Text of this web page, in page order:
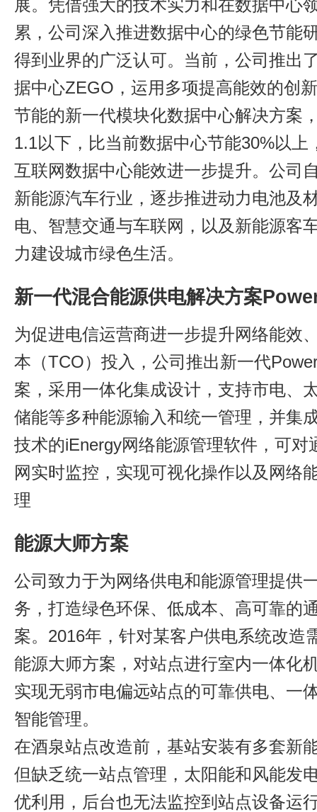
展。凭借强大的技术实力和在数据中心
累，公司深入推进数据中心的绿色节能
得到业界的广泛认可。当前，公司推出
据中心ZEGO，运用多项提高能效的创
节能的新一代模块化数据中心解决方案
1.1以下，比当前数据中心节能30%以上
互联网数据中心能效进一步提升。公司
新能源汽车行业，逐步推进动力电池及
电、智慧交通与车联网，以及新能源客
力建设城市绿色生活。
新一代混合能源供电解决方案
为促进电信运营商进一步提升网络能效
本（TCO）投入，公司推出新一代
案，采用一体化集成设计，支持市电、
储能等多种能源输入和统一管理，并集
技术的iEnergy网络能源管理软件，可对
网实时监控，实现可视化操作以及网络
理
能源大师方案
公司致力于为网络供电和能源管理提供
务，打造绿色环保、低成本、高可靠的
案。2016年，针对某客户供电系统改造
能源大师方案，对站点进行室内一体化
实现无弱市电偏远站点的可靠供电、一
智能管理。
在酒泉站点改造前，基站安装有多套新
但缺乏统一站点管理，太阳能和风能发
优利用，后台也无法监控到站点设备运